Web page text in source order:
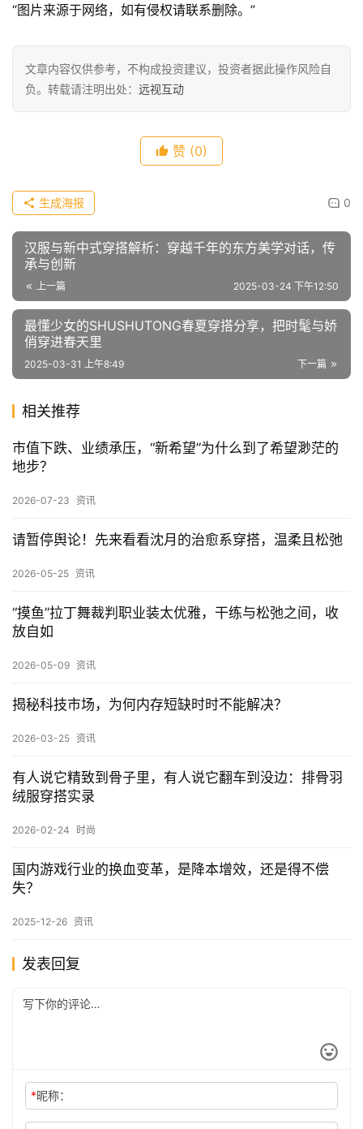
“图片来源于网络，如有侵权请联系删除。”
文章内容仅供参考，不构成投资建议，投资者据此操作风险自
负。转载请注明出处： 远视互动
赞 (0)
0
生成海报
汉服与新中式穿搭解析：穿越千年的东方美学对话，传
承与创新
上一篇 2025-03-24 下午12:50
最懂少女的SHUSHUTONG春夏穿搭分享，把时髦与娇
俏穿进春天里
下一篇
2025-03-31 上午8:49
相关推荐
市值下跌、业绩承压，“新希望”为什么到了希望渺茫的
地步？
2026-07-23 资讯
请暂停舆论！先来看看沈月的治愈系穿搭，温柔且松弛
2026-05-25 资讯
“摸鱼”拉丁舞裁判职业装太优雅，干练与松弛之间，收
放自如
2026-05-09 资讯
揭秘科技市场，为何内存短缺时时不能解决？
2026-03-25 资讯
有人说它精致到骨子里，有人说它翻车到没边：排骨羽
绒服穿搭实录
2026-02-24 时尚
国内游戏行业的换血变革，是降本增效，还是得不偿
失？
2025-12-26 资讯
发表回复
*昵称：